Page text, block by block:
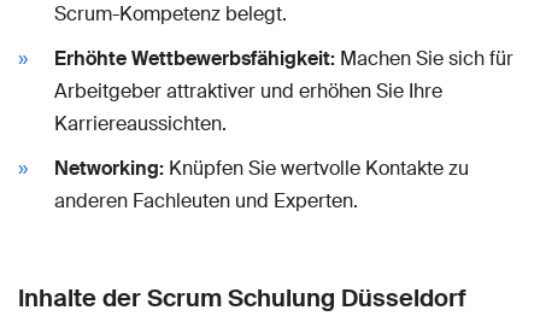
Scrum-Kompetenz belegt.
Erhöhte Wettbewerbsfähigkeit: Machen Sie sich für
Arbeitgeber attraktiver und erhöhen Sie Ihre
Karriereaussichten.
Networking: Knüpfen Sie wertvolle Kontakte zu
anderen Fachleuten und Experten.
Inhalte der Scrum Schulung Düsseldorf